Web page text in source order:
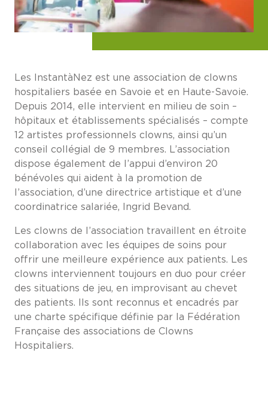
Les InstantàNez est une association de clowns
hospitaliers basée en Savoie et en Haute-Savoie.
Depuis 2014, elle intervient en milieu de soin –
hôpitaux et établissements spécialisés – compte
12 artistes professionnels clowns, ainsi qu’un
conseil collégial de 9 membres. L’association
dispose également de l’appui d’environ 20
bénévoles qui aident à la promotion de
l’association, d’une directrice artistique et d’une
coordinatrice salariée, Ingrid Bevand.
Les clowns de l’association travaillent en étroite
collaboration avec les équipes de soins pour
offrir une meilleure expérience aux patients. Les
clowns interviennent toujours en duo pour créer
des situations de jeu, en improvisant au chevet
des patients. Ils sont reconnus et encadrés par
une charte spécifique définie par la Fédération
Française des associations de Clowns
Hospitaliers.